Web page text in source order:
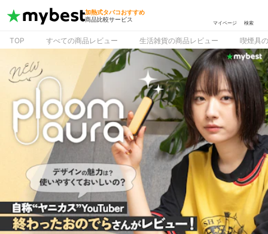
加熱式タバコおすすめ
商品比較サービス
マイページ 検索
TOP すべての商品レビュー 生活雑貨の商品レビュー 喫煙具